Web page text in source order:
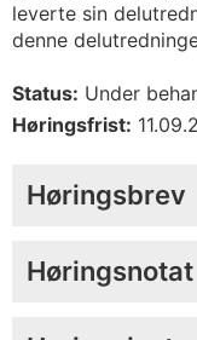
leverte sin
denne
Status: Under
Høringsfrist:
Høringsbrev
Høringsnotat